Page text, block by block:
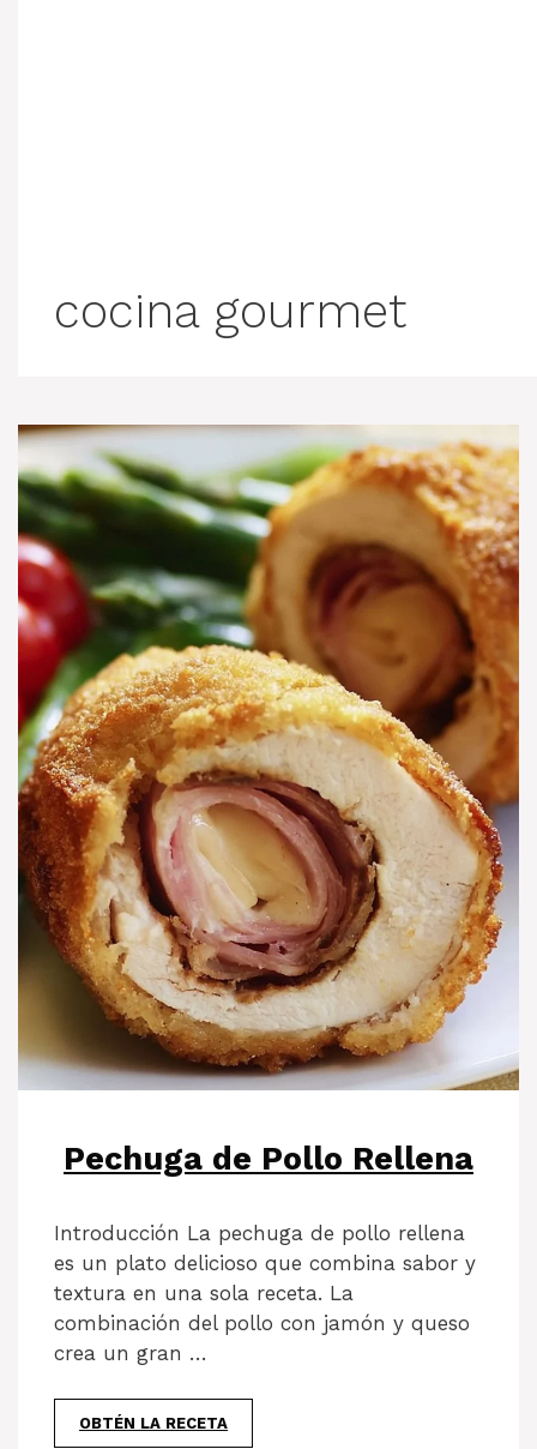
cocina gourmet
Pechuga de Pollo Rellena
Introducción La pechuga de pollo rellena
es un plato delicioso que combina sabor y
textura en una sola receta. La
combinación del pollo con jamón y queso
crea un gran …
OBTÉN LA RECETA